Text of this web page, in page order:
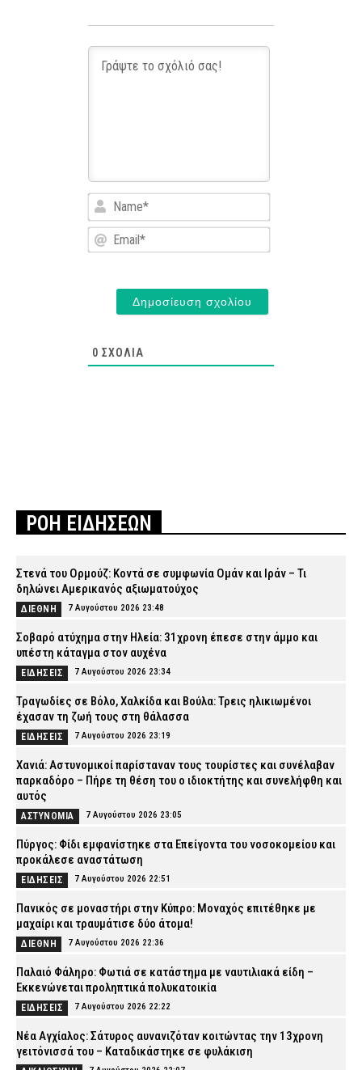
Name*
Email*
0 ΣΧΌΛΙΑ
ΡΟΗ ΕΙΔΗΣΕΩΝ
Στενά του Ορμούζ: Κοντά σε συμφωνία Ομάν και Ιράν – Τι
δηλώνει Αμερικανός αξιωματούχος
ΔΙΕΘΝΗ 7 Αυγούστου 2026 23:48
Σοβαρό ατύχημα στην Ηλεία: 31χρονη έπεσε στην άμμο και
υπέστη κάταγμα στον αυχένα
ΕΙΔΗΣΕΙΣ 7 Αυγούστου 2026 23:34
Τραγωδίες σε Βόλο, Χαλκίδα και Βούλα: Τρεις ηλικιωμένοι
έχασαν τη ζωή τους στη θάλασσα
ΕΙΔΗΣΕΙΣ 7 Αυγούστου 2026 23:19
Χανιά: Αστυνομικοί παρίσταναν τους τουρίστες και συνέλαβαν
παρκαδόρο – Πήρε τη θέση του ο ιδιοκτήτης και συνελήφθη και
αυτός
ΑΣΤΥΝΟΜΙΑ 7 Αυγούστου 2026 23:05
Πύργος: Φίδι εμφανίστηκε στα Επείγοντα του νοσοκομείου και
προκάλεσε αναστάτωση
ΕΙΔΗΣΕΙΣ 7 Αυγούστου 2026 22:51
Πανικός σε μοναστήρι στην Κύπρο: Μοναχός επιτέθηκε με
μαχαίρι και τραυμάτισε δύο άτομα!
ΔΙΕΘΝΗ 7 Αυγούστου 2026 22:36
Παλαιό Φάληρο: Φωτιά σε κατάστημα με ναυτιλιακά είδη –
Εκκενώνεται προληπτικά πολυκατοικία
ΕΙΔΗΣΕΙΣ 7 Αυγούστου 2026 22:22
Νέα Αγχίαλος: Σάτυρος αυνανιζόταν κοιτώντας την 13χρονη
γειτόνισσά του – Καταδικάστηκε σε φυλάκιση